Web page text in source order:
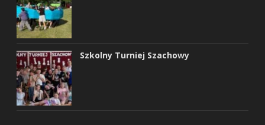
Szkolny Turniej Szachowy